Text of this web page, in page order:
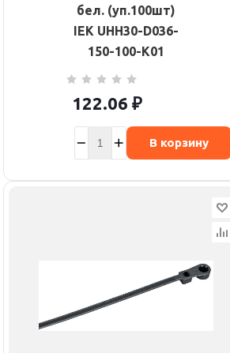
бел. (уп.100шт)
IEK UHH30-D036-
150-100-K01
122.06 ₽
В корзину